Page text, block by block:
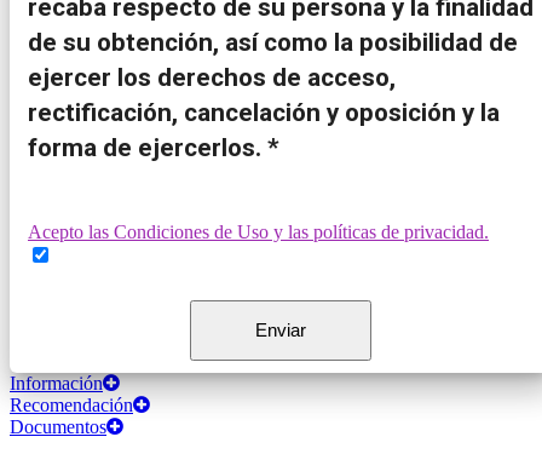
recaba respecto de su persona y la finalidad
de su obtención, así como la posibilidad de
ejercer los derechos de acceso,
rectificación, cancelación y oposición y la
forma de ejercerlos. *
Acepto las Condiciones de Uso y las políticas de privacidad.
Información
Recomendación
Documentos